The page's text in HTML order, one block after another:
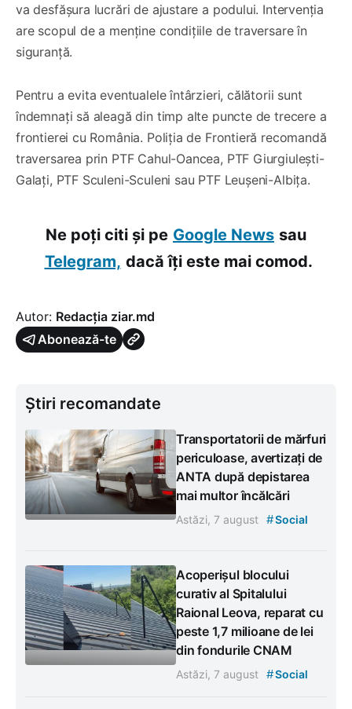
va desfășura lucrări de ajustare a podului. Intervenția
are scopul de a menține condițiile de traversare în
siguranță.
Pentru a evita eventualele întârzieri, călătorii sunt
îndemnați să aleagă din timp alte puncte de trecere a
frontierei cu România. Poliția de Frontieră recomandă
traversarea prin PTF Cahul-Oancea, PTF Giurgiulești-
Galați, PTF Sculeni-Sculeni sau PTF Leușeni-Albița.
Ne poți citi și pe Google News sau
Telegram, dacă îți este mai comod.
Autor: Redacția ziar.md
Abonează-te
Știri recomandate
Transportatorii de mărfuri
periculoase, avertizați de
ANTA după depistarea
mai multor încălcări
Astăzi, 7 august #Social
Acoperișul blocului
curativ al Spitalului
Raional Leova, reparat cu
peste 1,7 milioane de lei
din fondurile CNAM
Astăzi, 7 august #Social